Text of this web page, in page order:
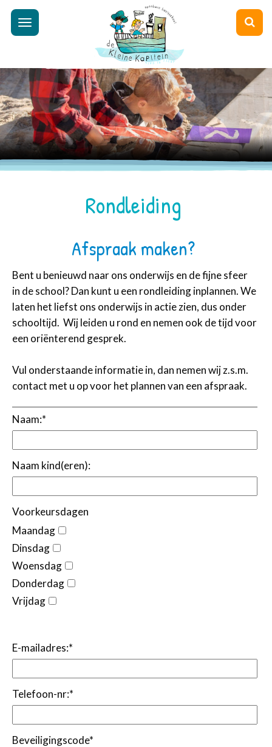
Toggle
Rondleiding
Afspraak maken?
Bent u benieuwd naar ons onderwijs en de fijne sfeer
in de school? Dan kunt u een rondleiding inplannen. We
laten het liefst ons onderwijs in actie zien, dus onder
schooltijd. Wij leiden u rond en nemen ook de tijd voor
een oriënterend gesprek.
Vul onderstaande informatie in, dan nemen wij z.s.m.
contact met u op voor het plannen van een afspraak.
Naam:*
Naam kind(eren):
Voorkeursdagen
Maandag
Dinsdag
Woensdag
Donderdag
Vrijdag
E-mailadres:*
Telefoon-nr:*
Beveiligingscode*